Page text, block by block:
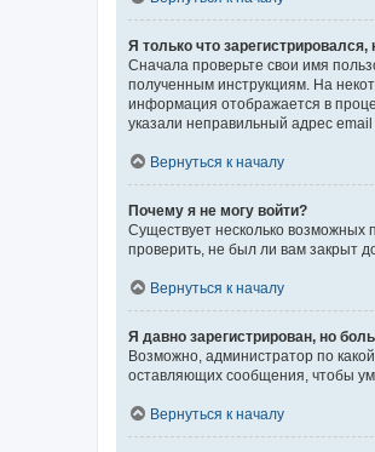
Я только что зарегистрировался,
Сначала проверьте свои имя
полученным инструкциям. На
информация отображается в
указали неправильный адрес
Вернуться к началу
Почему я не могу войти?
Существует несколько возможных
проверить, не был ли вам закрыт
Вернуться к началу
Я давно зарегистрирован, но
Возможно, администратор по
оставляющих сообщения, чтобы
Вернуться к началу